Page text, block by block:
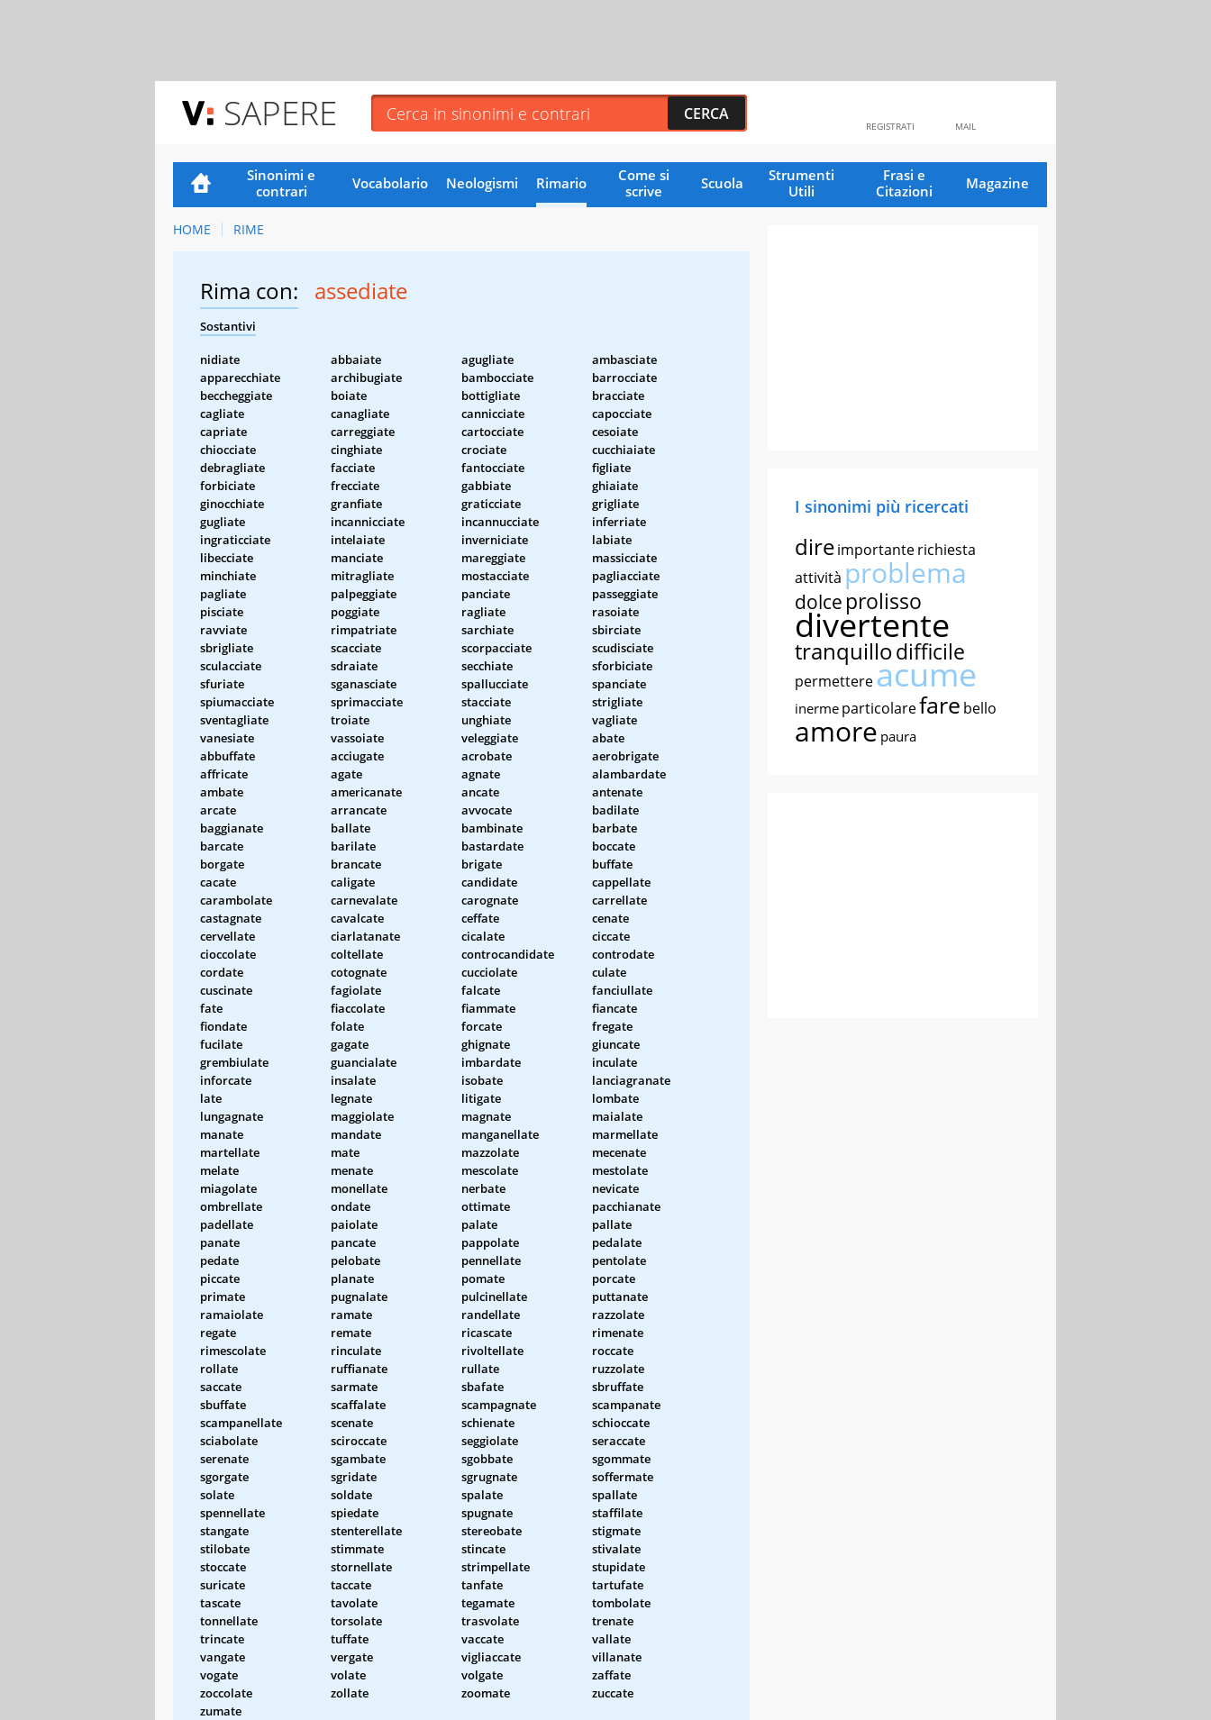
SAPERE MAIL
REGISTRATI
Sinonimi e
contrari
Vocabolario Neologismi Rimario
Come si
scrive
Scuola
Strumenti
Utili
Frasi e
Citazioni
Magazine
HOME RIME
Rima con: assediate
Sostantivi
nidiate abbaiate agugliate
ambasciate
apparecchiate
archibugiate bambocciate
barrocciate
beccheggiate
boiate bottigliate
bracciate
cagliate
canagliate cannicciate
capocciate
capriate
carreggiate cartocciate
cesoiate
chiocciate
cinghiate crociate
cucchiaiate
debragliate
facciate fantocciate
figliate
forbiciate
frecciate gabbiate
ghiaiate
ginocchiate
granfiate graticciate
grigliate
gugliate
incannicciate incannucciate
inferriate
ingraticciate
intelaiate inverniciate
labiate
libecciate
manciate mareggiate
massicciate
minchiate
mitragliate mostacciate
pagliacciate
pagliate
palpeggiate panciate
passeggiate
pisciate
poggiate ragliate
rasoiate
ravviate
rimpatriate sarchiate
sbirciate
sbrigliate
scacciate scorpacciate
scudisciate
sculacciate
sdraiate secchiate
sforbiciate
sfuriate
sganasciate spallucciate
spanciate
spiumacciate
sprimacciate stacciate
strigliate
sventagliate
troiate unghiate
vagliate
vanesiate
vassoiate veleggiate
abate
abbuffate
acciugate acrobate
aerobrigate
affricate
agate agnate
alambardate
ambate
americanate ancate
antenate
arcate
arrancate avvocate
badilate
baggianate
ballate bambinate
barbate
barcate
barilate bastardate
boccate
borgate
brancate brigate
buffate
cacate
caligate candidate
cappellate
carambolate
carnevalate carognate
carrellate
castagnate
cavalcate ceffate
cenate
cervellate
ciarlatanate cicalate
ciccate
cioccolate
coltellate controcandidate
controdate
cordate
cotognate cucciolate
culate
cuscinate
fagiolate falcate
fanciullate
fate
fiaccolate fiammate
fiancate
fiondate
folate forcate
fregate
fucilate
gagate ghignate
giuncate
grembiulate
guancialate imbardate
inculate
inforcate
insalate isobate
lanciagranate
late
legnate litigate
lombate
lungagnate
maggiolate magnate
maialate
manate
mandate manganellate
marmellate
martellate
mate mazzolate
mecenate
melate
menate mescolate
mestolate
miagolate
monellate nerbate
nevicate
ombrellate
ondate ottimate
pacchianate
padellate
paiolate palate
pallate
panate
pancate pappolate
pedalate
pedate
pelobate pennellate
pentolate
piccate
planate pomate
porcate
primate
pugnalate pulcinellate
puttanate
ramaiolate
ramate randellate
razzolate
regate
remate ricascate
rimenate
rimescolate
rinculate rivoltellate
roccate
rollate
ruffianate rullate
ruzzolate
saccate
sarmate sbafate
sbruffate
sbuffate
scaffalate scampagnate
scampanate
scampanellate
scenate schienate
schioccate
sciabolate
sciroccate seggiolate
seraccate
serenate
sgambate sgobbate
sgommate
sgorgate
sgridate sgrugnate
soffermate
solate
soldate spalate
spallate
spennellate
spiedate spugnate
staffilate
stangate
stenterellate stereobate
stigmate
stilobate
stimmate stincate
stivalate
stoccate
stornellate strimpellate
stupidate
suricate
taccate tanfate
tartufate
tascate
tavolate tegamate
tombolate
tonnellate
torsolate trasvolate
trenate
trincate
tuffate vaccate
vallate
vangate
vergate vigliaccate
villanate
vogate
volate volgate
zaffate
zoccolate
zollate zoomate
zuccate
zumate
I sinonimi più ricercati
direimportanterichiesta
attività problema
dolce prolisso
divertente
tranquillodifficile
permettereacume
inerme particolarefare bello
amore paura